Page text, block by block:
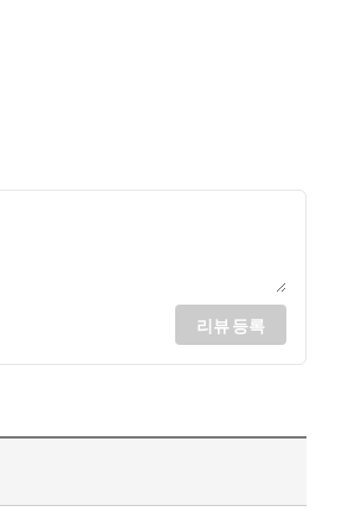
리뷰 등록